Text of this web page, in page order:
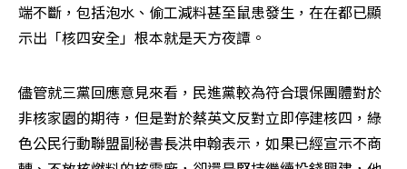
端不斷，包括泡水、偷工減料甚至鼠患發生，在在都已顯
示出「核四安全」根本就是天方夜譚。
儘管就三黨回應意見來看，民進黨較為符合環保團體對於
非核家園的期待，但是對於蔡英文反對立即停建核四，綠
色公民行動聯盟副秘書長洪申翰表示，如果已經宣示不商